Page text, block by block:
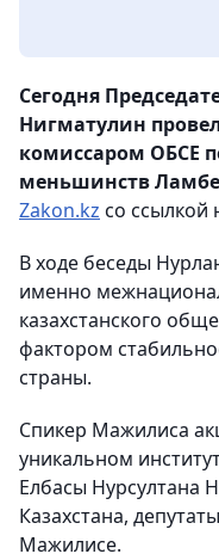
Сегодня
Нигматулин
комиссаром ОБСЕ
меньшинств
Zakon.kz со ссылкой
В ходе беседы
именно
казахстанского
фактором
страны.
Спикер Мажилиса
уникальном
Елбасы Нурсултана
Казахстана,
Мажилисе.